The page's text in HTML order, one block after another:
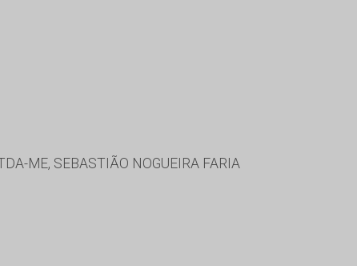
ME, SEBASTIÃO NOGUEIRA FARIA